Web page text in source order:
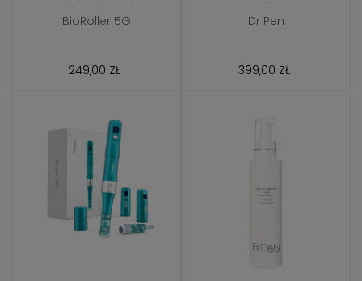
URZĄDZENIA
BioRoller 5G
249,00 ZŁ
URZĄDZENIA
Dr Pen
399,00 ZŁ